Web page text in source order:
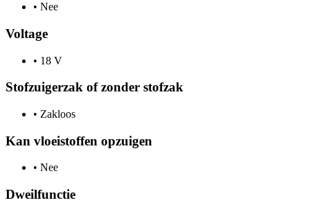
• Nee
Voltage
• 18 V
Stofzuigerzak of zonder stofzak
• Zakloos
Kan vloeistoffen opzuigen
• Nee
Dweilfunctie